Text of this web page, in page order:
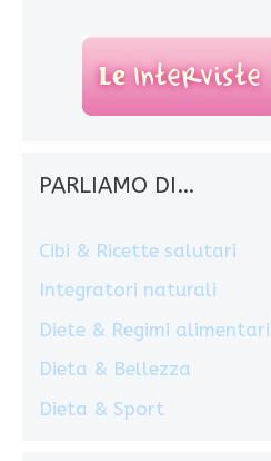
PARLIAMO DI…
Cibi & Ricette salutari
Integratori naturali
Diete & Regimi alimentari
Dieta & Bellezza
Dieta & Sport